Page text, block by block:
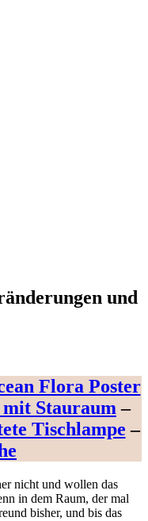
und
Flora Poster
Stauraum –
Tischlampe –
nicht und wollen das
in dem Raum, der mal
bisher, und bis das